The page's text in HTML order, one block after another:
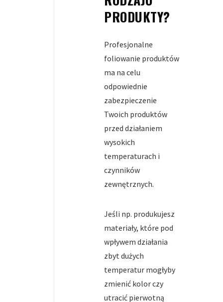
PRODUKTY?
Profesjonalne
foliowanie produktów
ma na celu
odpowiednie
zabezpieczenie
Twoich produktów
przed działaniem
wysokich
temperaturach i
czynników
zewnętrznych.
Jeśli np. produkujesz
materiały, które pod
wpływem działania
zbyt dużych
temperatur mogłyby
zmienić kolor czy
utracić pierwotną